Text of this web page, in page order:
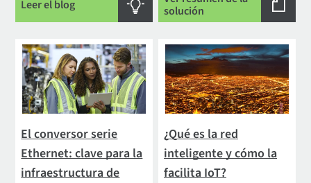
Leer el blog
solución
El conversor serie
Ethernet: clave para la
infraestructura de
¿Qué es la red
inteligente y cómo la
facilita IoT?